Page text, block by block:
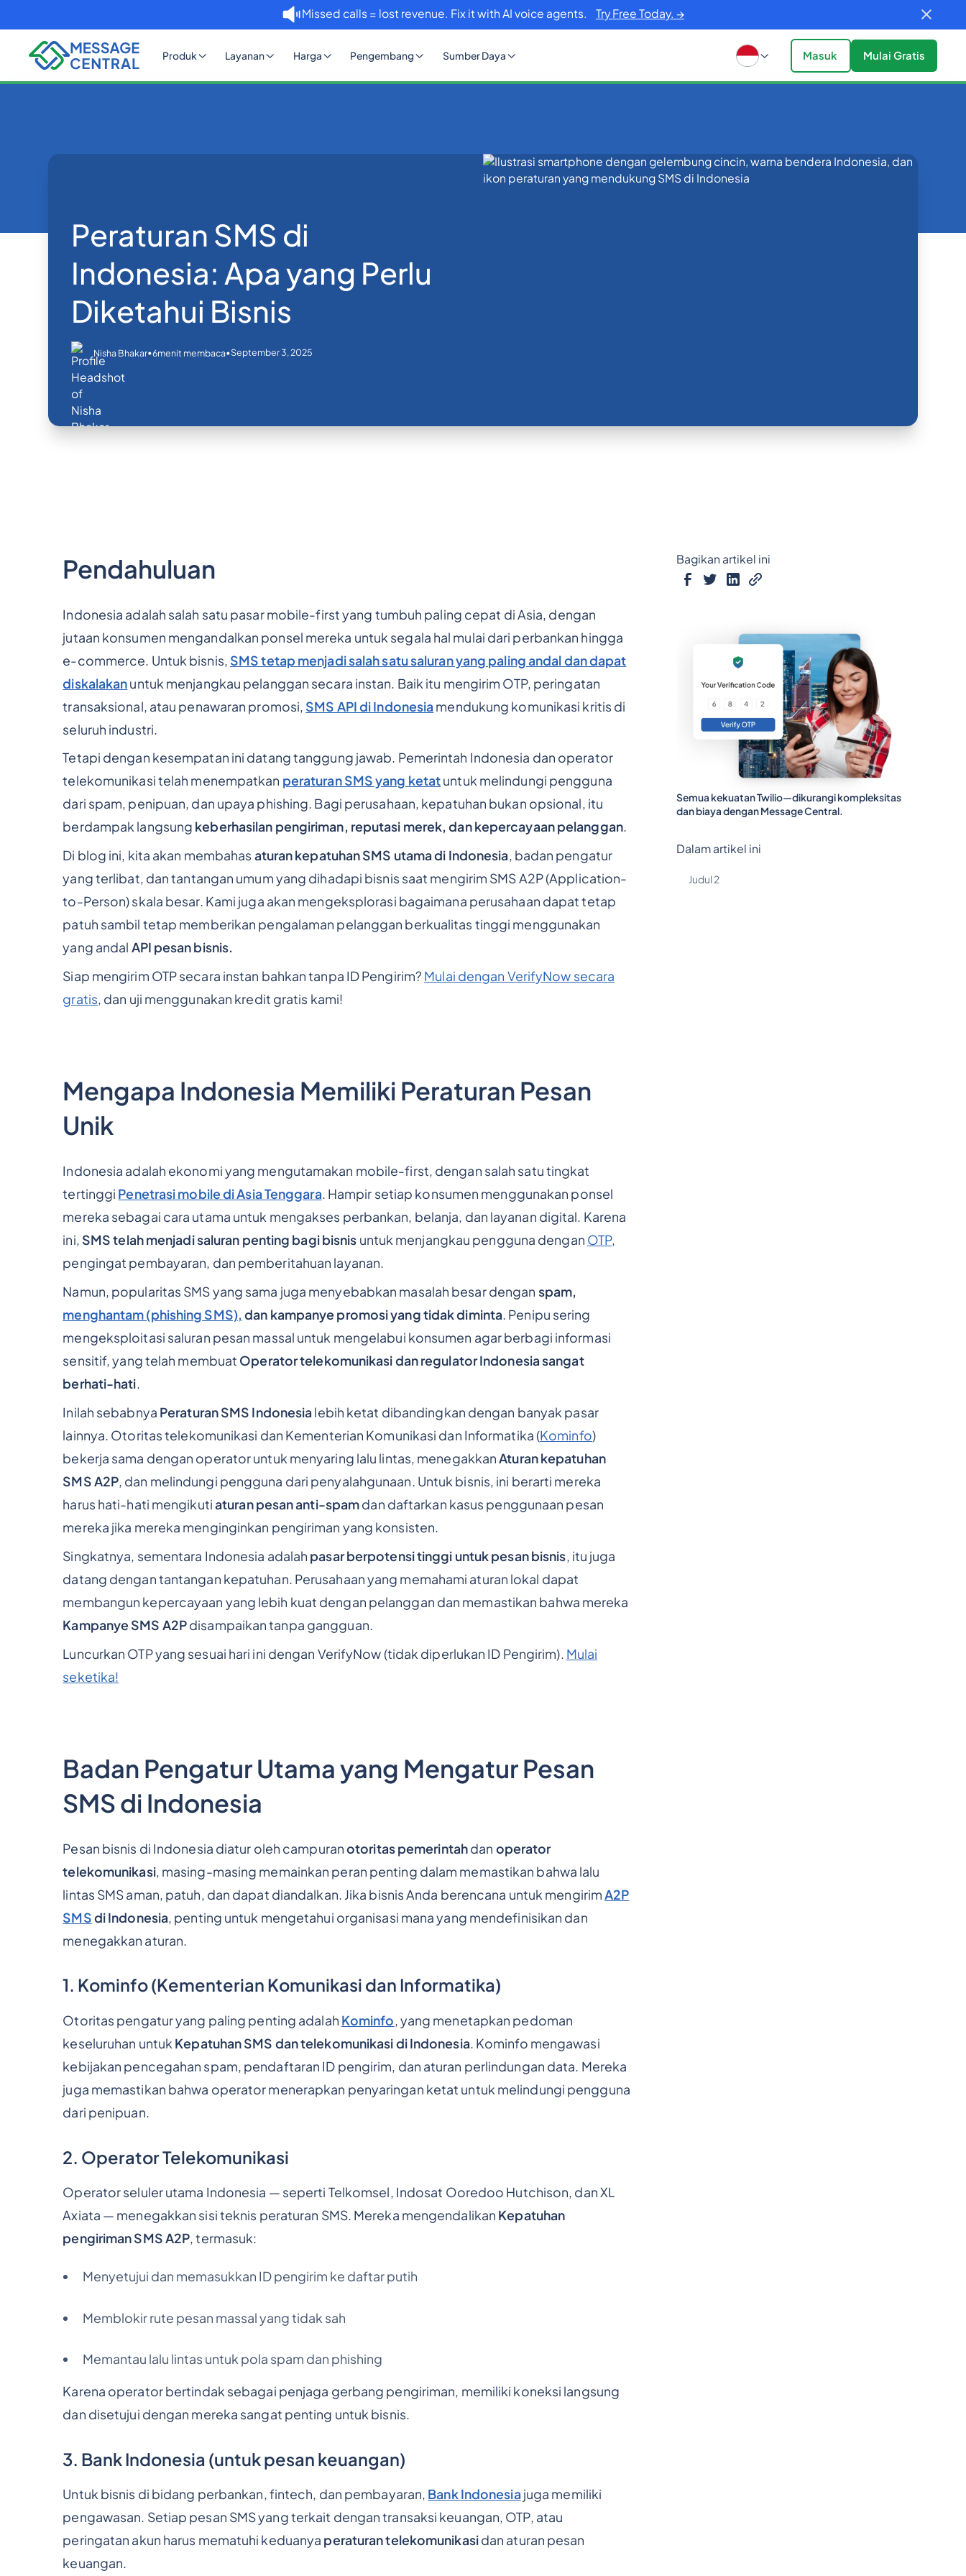
Missed calls = lost revenue. Fix it with AI voice agents. Try Free Today. →
Produk Layanan Harga Pengembang Sumber Daya Masuk Mulai Gratis
Peraturan SMS di
Indonesia: Apa yang Perlu
Diketahui Bisnis
Nisha Bhakar•6menit membaca•September 3, 2025
Pendahuluan
Indonesia adalah salah satu pasar mobile-first yang tumbuh paling cepat di Asia, dengan
jutaan konsumen mengandalkan ponsel mereka untuk segala hal mulai dari perbankan hingga
e-commerce. Untuk bisnis, SMS tetap menjadi salah satu saluran yang paling andal dan dapat
diskalakanuntuk menjangkau pelanggan secara instan. Baik itu mengirim OTP, peringatan
transaksional, atau penawaran promosi, SMS API di Indonesia mendukung komunikasi kritis di
seluruh industri.
Tetapi dengan kesempatan ini datang tanggung jawab. Pemerintah Indonesia dan operator
telekomunikasi telah menempatkan peraturan SMS yang ketatuntuk melindungi pengguna
dari spam, penipuan, dan upaya phishing. Bagi perusahaan, kepatuhan bukan opsional, itu
berdampak langsung keberhasilan pengiriman, reputasi merek, dan kepercayaan pelanggan.
Di blog ini, kita akan membahas aturan kepatuhan SMS utama di Indonesia, badan pengatur
yang terlibat, dan tantangan umum yang dihadapi bisnis saat mengirim SMS A2P (Application-
to-Person) skala besar. Kami juga akan mengeksplorasi bagaimana perusahaan dapat tetap
patuh sambil tetap memberikan pengalaman pelanggan berkualitas tinggi menggunakan
yang andal API pesan bisnis.
Siap mengirim OTP secara instan bahkan tanpa ID Pengirim? Mulai dengan VerifyNow secara
gratis, dan uji menggunakan kredit gratis kami!
Mengapa Indonesia Memiliki Peraturan Pesan
Unik
Indonesia adalah ekonomi yang mengutamakan mobile-first, dengan salah satu tingkat
tertinggi Penetrasi mobile di Asia Tenggara. Hampir setiap konsumen menggunakan ponsel
mereka sebagai cara utama untuk mengakses perbankan, belanja, dan layanan digital. Karena
ini, SMS telah menjadi saluran penting bagi bisnis untuk menjangkau pengguna dengan OTP,
pengingat pembayaran, dan pemberitahuan layanan.
Namun, popularitas SMS yang sama juga menyebabkan masalah besar dengan spam,
menghantam (phishing SMS), dan kampanye promosi yang tidak diminta. Penipu sering
mengeksploitasi saluran pesan massal untuk mengelabui konsumen agar berbagi informasi
sensitif, yang telah membuat Operator telekomunikasi dan regulator Indonesia sangat
berhati-hati.
Inilah sebabnya Peraturan SMS Indonesia lebih ketat dibandingkan dengan banyak pasar
lainnya. Otoritas telekomunikasi dan Kementerian Komunikasi dan Informatika (Kominfo)
bekerja sama dengan operator untuk menyaring lalu lintas, menegakkanAturan kepatuhan
SMS A2P, dan melindungi pengguna dari penyalahgunaan. Untuk bisnis, ini berarti mereka
harus hati-hati mengikutiaturan pesan anti-spamdan daftarkan kasus penggunaan pesan
mereka jika mereka menginginkan pengiriman yang konsisten.
Singkatnya, sementara Indonesia adalah pasar berpotensi tinggi untuk pesan bisnis, itu juga
datang dengan tantangan kepatuhan. Perusahaan yang memahami aturan lokal dapat
membangun kepercayaan yang lebih kuat dengan pelanggan dan memastikan bahwa mereka
Kampanye SMS A2Pdisampaikan tanpa gangguan.
Luncurkan OTP yang sesuai hari ini dengan VerifyNow (tidak diperlukan ID Pengirim). Mulai
seketika!
Badan Pengatur Utama yang Mengatur Pesan
SMS di Indonesia
Pesan bisnis di Indonesia diatur oleh campuranotoritas pemerintahdan operator
telekomunikasi, masing-masing memainkan peran penting dalam memastikan bahwa lalu
lintas SMS aman, patuh, dan dapat diandalkan. Jika bisnis Anda berencana untuk mengirimA2P
SMSdi Indonesia, penting untuk mengetahui organisasi mana yang mendefinisikan dan
menegakkan aturan.
1. Kominfo (Kementerian Komunikasi dan Informatika)
Otoritas pengatur yang paling penting adalah Kominfo, yang menetapkan pedoman
keseluruhan untuk Kepatuhan SMS dan telekomunikasi di Indonesia. Kominfo mengawasi
kebijakan pencegahan spam, pendaftaran ID pengirim, dan aturan perlindungan data. Mereka
juga memastikan bahwa operator menerapkan penyaringan ketat untuk melindungi pengguna
dari penipuan.
2. Operator Telekomunikasi
Operator seluler utama Indonesia — seperti Telkomsel, Indosat Ooredoo Hutchison, dan XL
Axiata — menegakkan sisi teknis peraturan SMS. Mereka mengendalikan Kepatuhan
pengiriman SMS A2P, termasuk:
Menyetujui dan memasukkan ID pengirim ke daftar putih
Memblokir rute pesan massal yang tidak sah
Memantau lalu lintas untuk pola spam dan phishing
Karena operator bertindak sebagai penjaga gerbang pengiriman, memiliki koneksi langsung
dan disetujui dengan mereka sangat penting untuk bisnis.
3. Bank Indonesia (untuk pesan keuangan)
Untuk bisnis di bidang perbankan, fintech, dan pembayaran, Bank Indonesia juga memiliki
pengawasan. Setiap pesan SMS yang terkait dengan transaksi keuangan, OTP, atau
peringatan akun harus mematuhi keduanya peraturan telekomunikasidan aturan pesan
keuangan.
Bagikan artikel ini
Semua kekuatan Twilio—dikurangi kompleksitas
dan biaya dengan Message Central.
Dalam artikel ini
Judul 2